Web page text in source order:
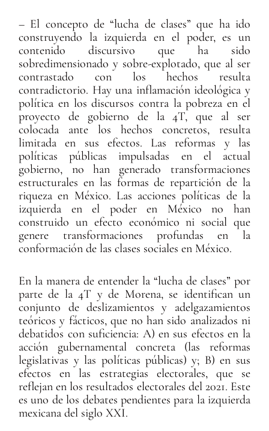
– El concepto de “lucha de clases” que ha ido
construyendo la izquierda en el poder, es un
contenido discursivo que ha sido
sobredimensionado y sobre-explotado, que al ser
contrastado con los hechos resulta
contradictorio. Hay una inflamación ideológica y
política en los discursos contra la pobreza en el
proyecto de gobierno de la 4T, que al ser
colocada ante los hechos concretos, resulta
limitada en sus efectos. Las reformas y las
políticas públicas impulsadas en el actual
gobierno, no han generado transformaciones
estructurales en las formas de repartición de la
riqueza en México. Las acciones políticas de la
izquierda en el poder en México no han
construido un efecto económico ni social que
genere transformaciones profundas en la
conformación de las clases sociales en México.
En la manera de entender la “lucha de clases” por
parte de la 4T y de Morena, se identifican un
conjunto de deslizamientos y adelgazamientos
teóricos y fácticos, que no han sido analizados ni
debatidos con suficiencia: A) en sus efectos en la
acción gubernamental concreta (las reformas
legislativas y las políticas públicas) y; B) en sus
efectos en las estrategias electorales, que se
reflejan en los resultados electorales del 2021. Este
es uno de los debates pendientes para la izquierda
mexicana del siglo XXI.